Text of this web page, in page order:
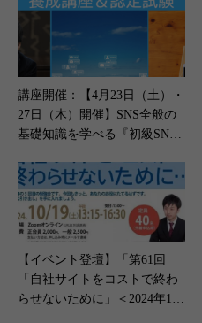
講座開催：【4月23日（土）・
27日（木）開催】SNS全般の
基礎知識を学べる『初級SNS
【イベント登壇】「第61回
「自社サイトをコストで終わ
らせないために」＜2024年10